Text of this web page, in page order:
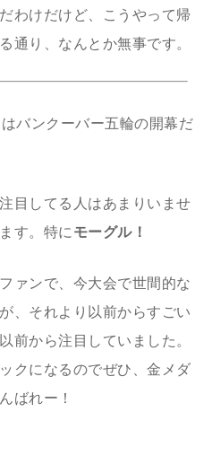
わけだけど、こうやって帰
通り、なんとか無事です。
バンクーバー五輪の開幕だ
目してる人はあまりいませ
す。特に モーグル！
ァンで、今大会で世間的な
、それより以前からすごい
前から注目していました。
クになるのでぜひ、金メダ
ばれー！